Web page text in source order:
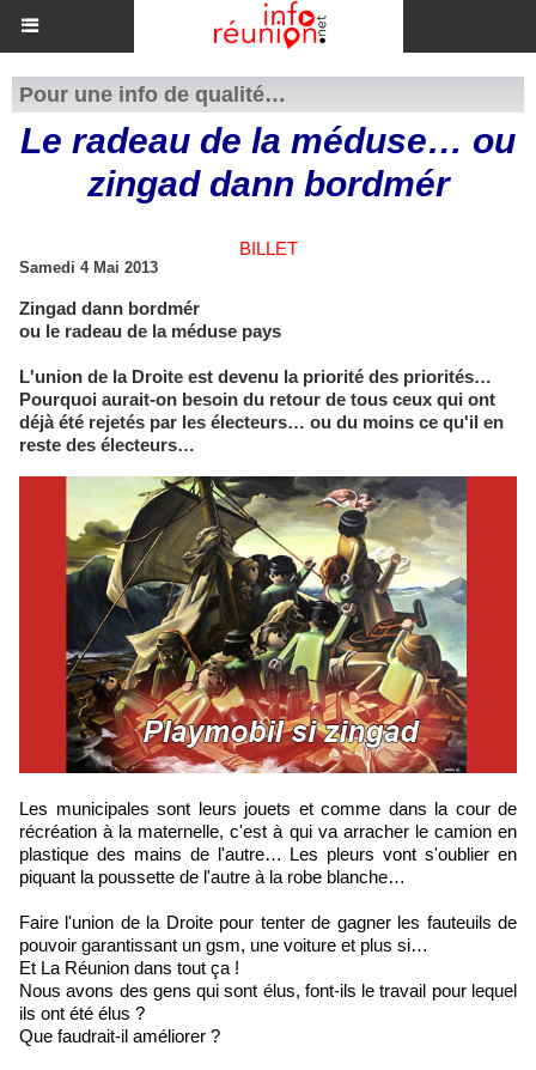
Pour une info de qualité…
Le radeau de la méduse… ou
zingad dann bordmér
BILLET
Samedi 4 Mai 2013
Zingad dann bordmér
ou le radeau de la méduse pays
L'union de la Droite est devenu la priorité des priorités…
Pourquoi aurait-on besoin du retour de tous ceux qui ont
déjà été rejetés par les électeurs… ou du moins ce qu'il en
reste des électeurs…
Les municipales sont leurs jouets et comme dans la cour de
récréation à la maternelle, c'est à qui va arracher le camion en
plastique des mains de l'autre… Les pleurs vont s'oublier en
piquant la poussette de l'autre à la robe blanche…
Faire l'union de la Droite pour tenter de gagner les fauteuils de
pouvoir garantissant un gsm, une voiture et plus si…
Et La Réunion dans tout ça !
Nous avons des gens qui sont élus, font-ils le travail pour lequel
ils ont été élus ?
Que faudrait-il améliorer ?